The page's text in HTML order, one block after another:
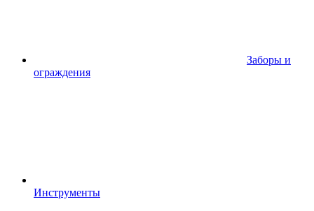
Заборы и
ограждения
Инструменты